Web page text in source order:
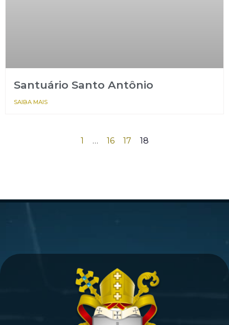
Santuário Santo Antônio
SAIBA MAIS
1 … 16 17 18